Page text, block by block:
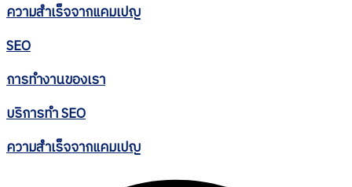
ความสำเร็จจากแคมเปญ
SEO
การทำงานของเรา
บริการทำ SEO
ความสำเร็จจากแคมเปญ